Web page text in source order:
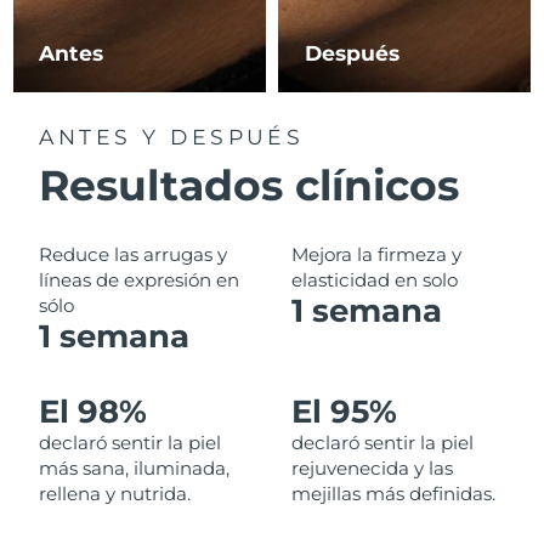
Antes Después
ANTES Y DESPUÉS
Resultados clínicos
Reduce las arrugas y
líneas de expresión en
sólo
1 semana
Mejora la firmeza y
elasticidad en solo
1 semana
El 98%
declaró sentir la piel
más sana, iluminada,
rellena y nutrida.
El 95%
declaró sentir la piel
rejuvenecida y las
mejillas más definidas.
Filipinas Entrega prevista
Portugal Entrega prevista
Catar Entrega prevista8/11/26
Reunión
Rumanía
Rusia Entrega prevista8/18/26
Arabia Saudí Entrega prevista 8/11/26